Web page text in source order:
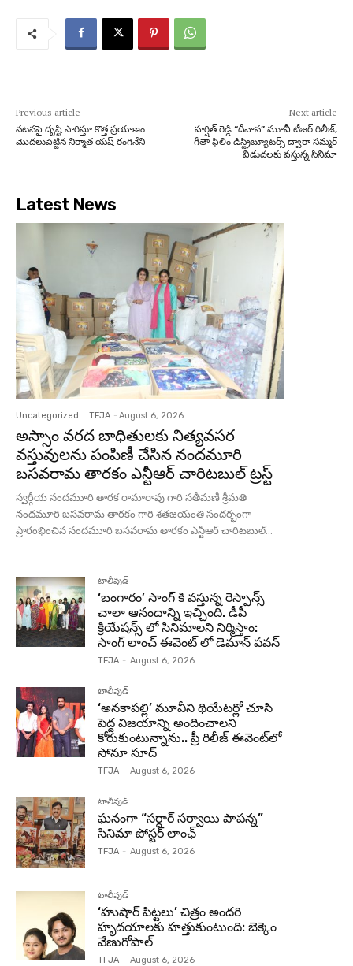
Previous article
నటనపై దృష్టి సారిస్తూ కొత్త ప్రయాణం
మొదలుపెట్టిన నిర్మాత యష్ రంగినేని
Next article
హర్షిత్ రెడ్డి “దీవాన” మూవీ టీజర్ రిలీజ్,
గీతా ఫిలిం డిస్ట్రిబ్యూటర్స్ ద్వారా సమ్మర్
విడుదలకు వస్తున్న సినిమా
Latest News
Uncategorized TFJA - August 6, 2026
అస్సాం వరద బాధితులకు నిత్యవసర
వస్తువులను పంపిణీ చేసిన నందమూరి
బసవరామ తారకం ఎన్టీఆర్ చారిటబుల్ ట్రస్ట్
స్వర్గీయ నందమూరి తారక రామారావు గారి సతీమణి శ్రీమతి
నందమూరి బసవరామ తారకం గారి శతజయంతి సందర్భంగా
ప్రారంభించిన నందమూరి బసవరామ తారకం ఎన్టీఆర్ చారిటబుల్...
టాలీవుడ్
‘బంగారం’ సాంగ్ కి వస్తున్న రెస్పాన్స్
చాలా ఆనందాన్ని ఇచ్చింది. డీపీ
క్రియేషన్స్ లో సినిమాలని నిర్మిస్తాం:
సాంగ్ లాంచ్ ఈవెంట్ లో డెమాన్ పవన్
TFJA - August 6, 2026
టాలీవుడ్
‘అనకాపల్లి’ మూవీని థియేటర్లో చూసి
పెద్ద విజయాన్ని అందించాలని
కోరుకుంటున్నాను.. ప్రీ రిలీజ్ ఈవెంట్‌లో
సోనూ సూద్
TFJA - August 6, 2026
టాలీవుడ్
ఘనంగా “సర్దార్ సర్వాయి పాపన్న”
సినిమా పోస్టర్ లాంఛ్
TFJA - August 6, 2026
టాలీవుడ్
‘హుషార్‌ పిట్టలు’ చిత్రం అందరి
హృదయాలకు హత్తుకుంటుంది: బెక్కెం
వేణుగోపాల్‌
TFJA - August 6, 2026